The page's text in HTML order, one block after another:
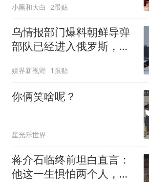
小黑和大白 2跟贴
乌情报部门爆料朝鲜导弹
部队已经进入俄罗斯，乌
娱界新视野 1跟贴
你俩笑啥呢？
星光乐世界
蒋介石临终前坦白直言：
他这一生惧怕两个人，却